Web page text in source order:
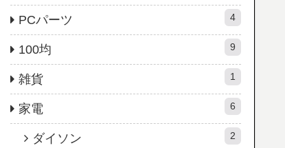
PCパーツ 4
100均 9
雑貨 1
家電 6
ダイソン 2